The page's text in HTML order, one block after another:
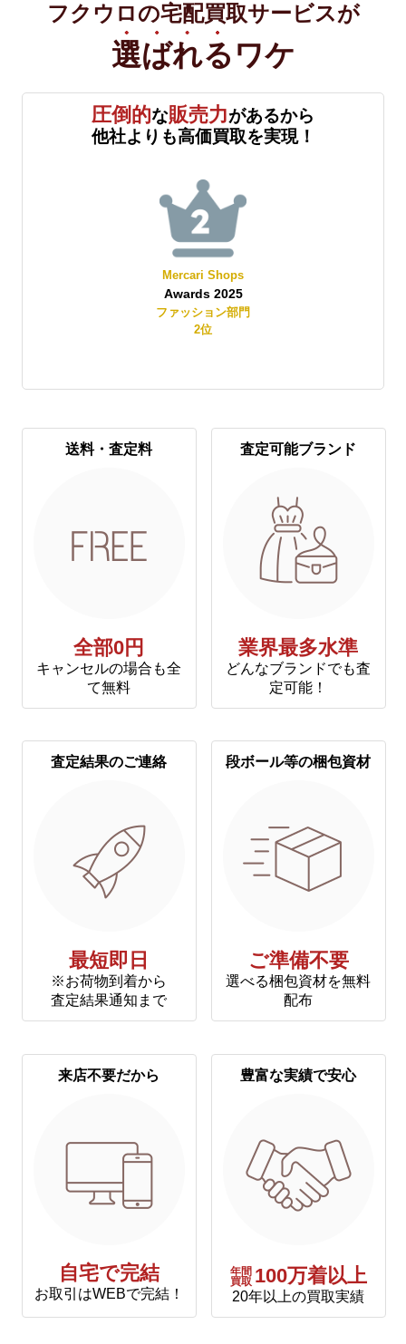
フクウロの宅配買取サービスが
選ばれる ワケ
圧倒的な販売力があるから
他社よりも高価買取を実現！
Mercari Shops
Awards 2025
ファッション部門
2位
送料・査定料
全部0円
キャンセルの場合も全
て無料
査定可能ブランド
業界最多水準
どんなブランドでも査
定可能！
査定結果のご連絡
最短即日
※お荷物到着から
査定結果通知まで
段ボール等の梱包資材
ご準備不要
選べる梱包資材を無料
配布
来店不要だから
自宅で完結
お取引はWEBで完結！
豊富な実績で安心
年間
買取 100万着以上
20年以上の買取実績